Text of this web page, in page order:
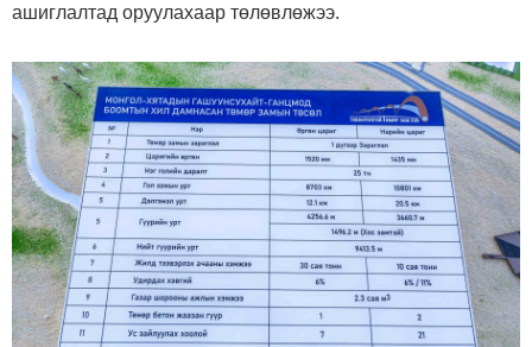
ашиглалтад оруулахаар төлөвлөжээ.